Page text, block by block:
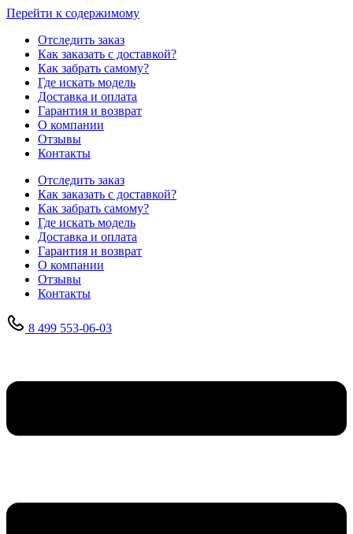
Перейти к содержимому
Отследить заказ
Как заказать с доставкой?
Как забрать самому?
Где искать модель
Доставка и оплата
Гарантия и возврат
О компании
Отзывы
Контакты
Отследить заказ
Как заказать с доставкой?
Как забрать самому?
Где искать модель
Доставка и оплата
Гарантия и возврат
О компании
Отзывы
Контакты
8 499 553-06-03